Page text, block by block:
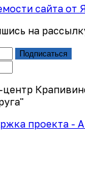
сайта от
на
Подписаться
проекта -